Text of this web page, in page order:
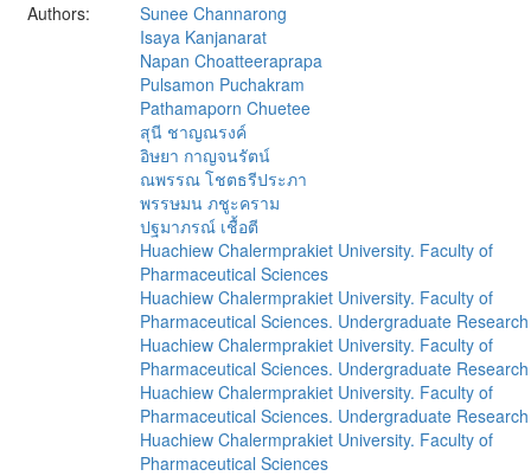
Authors:
Sunee Channarong
Isaya Kanjanarat
Napan Choatteeraprapa
Pulsamon Puchakram
Pathamaporn Chuetee
สุนี ชาญณรงค์
อิษยา กาญจนรัตน์
ณพรรณ โชตธรีประภา
พรรษมน ภชูะคราม
ปฐมาภรณ์ เชื้อตี
Huachiew Chalermprakiet University. Faculty of
Pharmaceutical Sciences
Huachiew Chalermprakiet University. Faculty of
Pharmaceutical Sciences. Undergraduate Research
Huachiew Chalermprakiet University. Faculty of
Pharmaceutical Sciences. Undergraduate Research
Huachiew Chalermprakiet University. Faculty of
Pharmaceutical Sciences. Undergraduate Research
Huachiew Chalermprakiet University. Faculty of
Pharmaceutical Sciences